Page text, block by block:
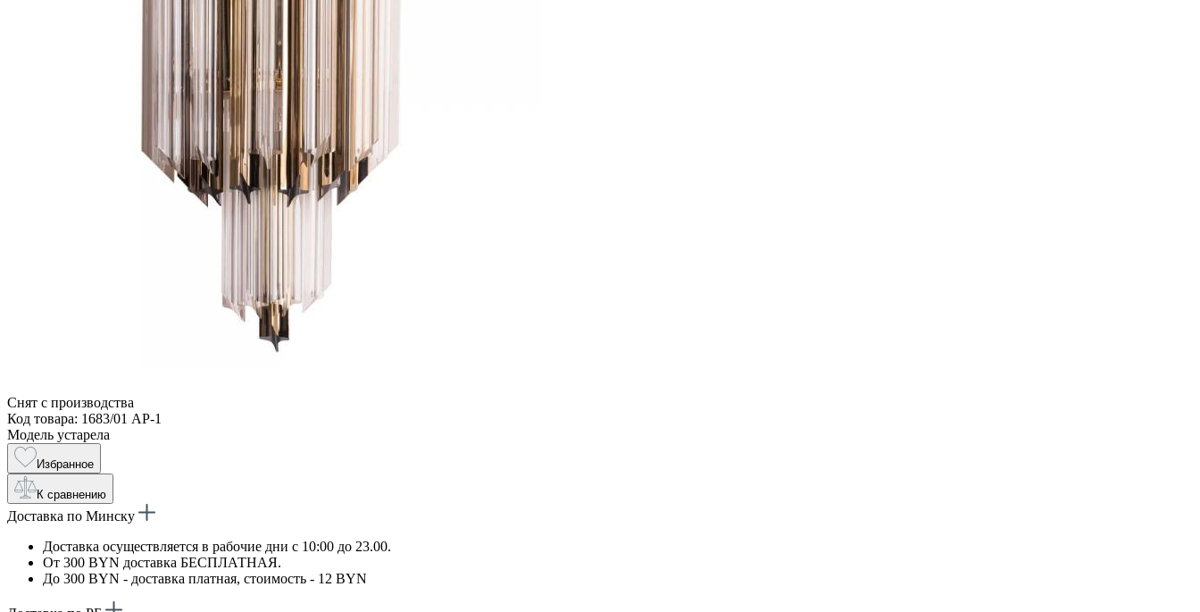
Снят с производства
Код товара: 1683/01 AP-1
Модель устарела
Избранное
К сравнению
Доставка по Минску
Доставка осуществляется в рабочие дни с 10:00 до 23.00.
От 300 BYN доставка БЕСПЛАТНАЯ.
До 300 BYN - доставка платная, стоимость - 12 BYN